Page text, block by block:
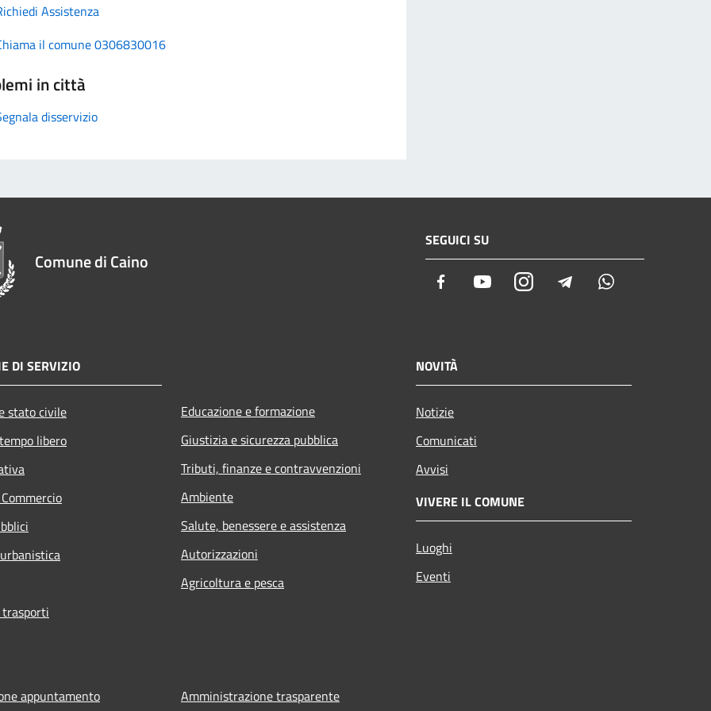
Assistenza
il comune 0306830016
in città
disservizio
Comune di Caino
SEGUICI SU
Facebook YoutubeInstagramTelegram
DI SERVIZIO
stato civile
libero
Educazione e formazione
Giustizia e sicurezza pubblica
Tributi, finanze e contravvenzioni
Ambiente
Salute, benessere e assistenza
Autorizzazioni
Agricoltura e pesca
NOVITÀ
Notizie
Comunicati
Avvisi
VIVERE IL COMUNE
Luoghi
Eventi
appuntamento Amministrazione trasparente